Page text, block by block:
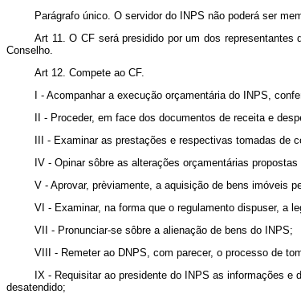
Parágrafo único. O servidor do INPS não poderá ser
Art 11. O CF será presidido por um dos
Conselho.
Art 12. Compete ao CF.
I - Acompanhar a execução orçamentária do INPS,
II - Proceder, em face dos documentos de receita e
III - Examinar as prestações e respectivas tomadas de
IV - Opinar sôbre as alterações orçamentárias
V - Aprovar, prèviamente, a aquisição de bens imóveis
VI - Examinar, na forma que o regulamento dispuser, a
VII - Pronunciar-se sôbre a alienação de bens do INPS;
VIII - Remeter ao DNPS, com parecer, o processo de
IX - Requisitar ao presidente do INPS as informações
desatendido;